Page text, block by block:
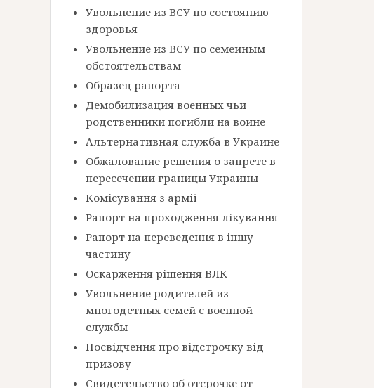
Увольнение из ВСУ по состоянию
здоровья
Увольнение из ВСУ по семейным
обстоятельствам
Образец рапорта
Демобилизация военных чьи
родственники погибли на войне
Альтернативная служба в Украине
Обжалование решения о запрете в
пересечении границы Украины
Комісування з армії
Рапорт на проходження лікування
Рапорт на переведення в іншу
частину
Оскарження рішення ВЛК
Увольнение родителей из
многодетных семей с военной
службы
Посвідчення про відстрочку від
призову
Свидетельство об отсрочке от